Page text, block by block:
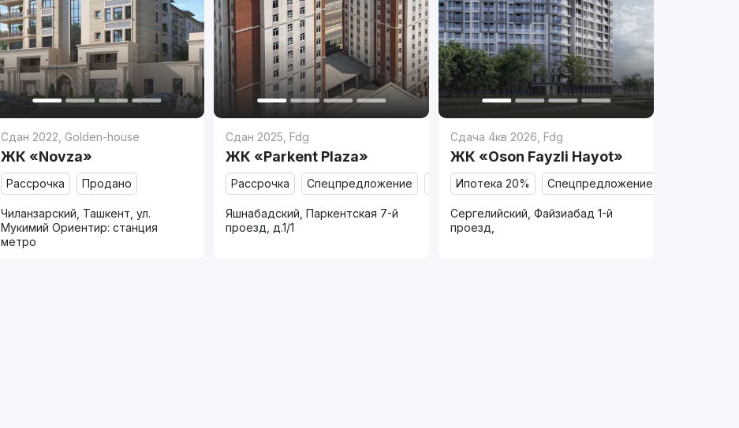
Сдан 2022 Golden-house
ЖК «Novza»
Рассрочка Продано
Чиланзарский, Ташкент, ул.
Мукимий Ориентир: станция
метро
Сдан 2025 Fdg
ЖК «Parkent Plaza»
Рассрочка Спецпредложение Продано
Яшнабадский, Паркентская 7-й
проезд, д.1/1
Сдача 4кв 2026 Fdg
ЖК «Oson Fayzli Hayot»
Ипотека 20% Спецпредложение
Сергелийский, Файзиабад 1-й
проезд,